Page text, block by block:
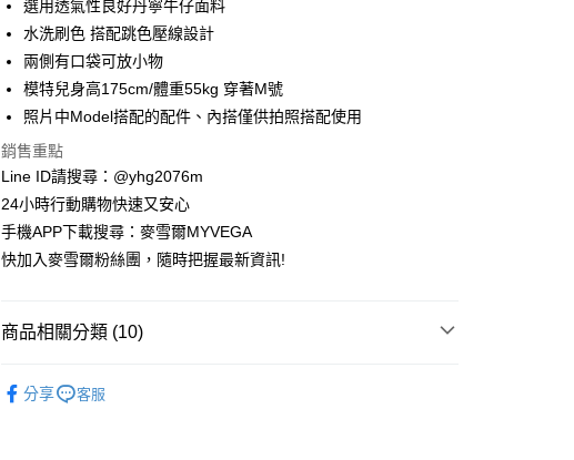
國泰世華商業銀行
臺灣中小企業銀行
匯豐（台灣）商業銀行
華泰商業銀行
聯邦商業銀行
遠東國際商業銀行
玉山商業銀行
台新國際商業銀行
台灣樂天信用卡公司
Apple Pay
悠遊付
ATM付款
貨到付款
全家取貨付款
選用透氣性良好丹寧牛仔面料
水洗刷色 搭配跳色壓線設計
兩側有口袋可放小物
模特兒身高175cm/體重55kg 穿著M號
照片中Model搭配的配件、內搭僅供拍照搭配使用
銷售重點
Line ID請搜尋：@yhg2076m
24小時行動購物快速又安心
手機APP下載搜尋：麥雪爾MYVEGA
快加入麥雪爾粉絲團，隨時把握最新資訊!
商品相關分類 (10)
分享 客服